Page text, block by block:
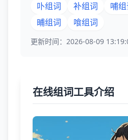
卟组词
补组词 哺
晡组词
喰组词
更新时间：2026-08-09
在线组词工具介绍